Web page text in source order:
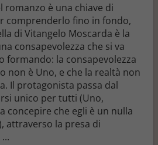
romanzo è una chiave di
comprenderlo fino in fondo,
di Vitangelo Moscarda è la
consapevolezza che si va
formando: la consapevolezza
non è Uno, e che la realtà non
Il protagonista passa dal
unico per tutti (Uno,
concepire che egli è un nulla
attraverso la presa di